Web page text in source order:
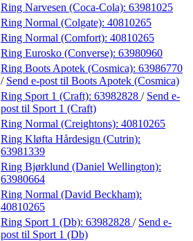
Ring Narvesen (Coca-Cola): 63981025
Ring Normal (Colgate): 40810265
Ring Normal (Comfort): 40810265
Ring Eurosko (Converse): 63980960
Ring Boots Apotek (Cosmica): 63986770
/ Send e-post til Boots Apotek (Cosmica)
Ring Sport 1 (Craft): 63982828 / Send e-
post til Sport 1 (Craft)
Ring Normal (Creightons): 40810265
Ring Kløfta Hårdesign (Cutrin):
63981339
Ring Bjørklund (Daniel Wellington):
63980664
Ring Normal (David Beckham):
40810265
Ring Sport 1 (Db): 63982828 / Send e-
post til Sport 1 (Db)